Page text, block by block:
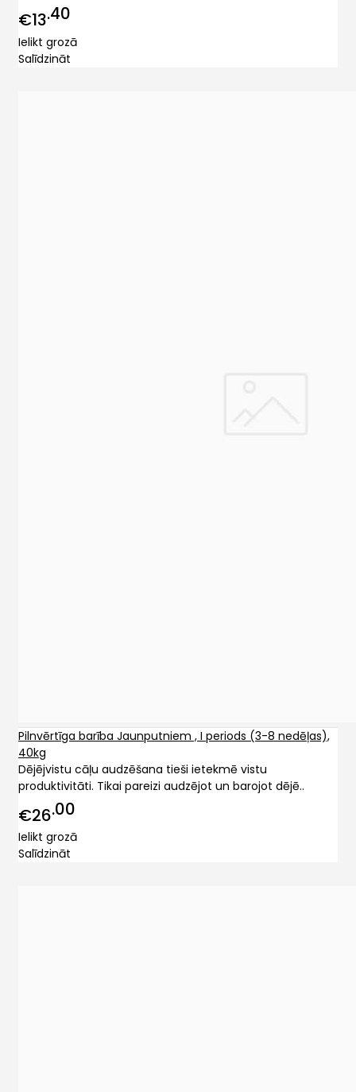
€13 40
Ielikt grozā
Salīdzināt
Pilnvērtīga barība Jaunputniem , I periods (3-8 nedēļas),
40kg
Dējējvistu cāļu audzēšana tieši ietekmē vistu
produktivitāti. Tikai pareizi audzējot un barojot dējē..
€26 00
Ielikt grozā
Salīdzināt